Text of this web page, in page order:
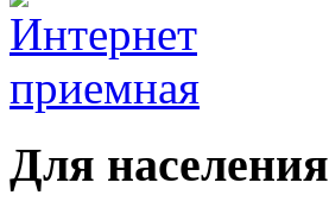
Для населения